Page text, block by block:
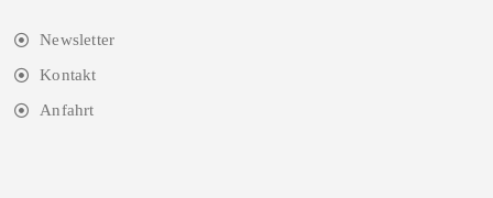
Newsletter
Kontakt
Anfahrt